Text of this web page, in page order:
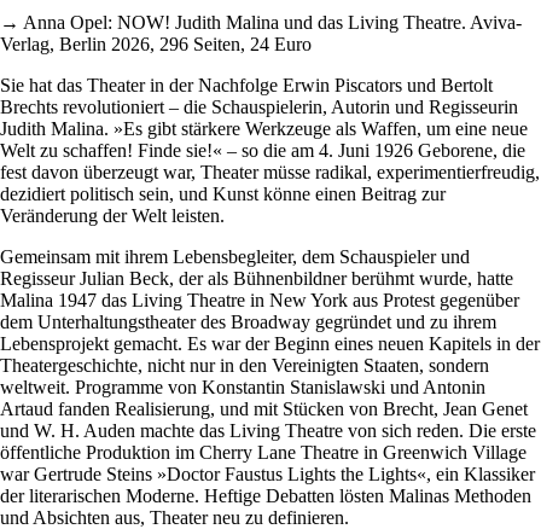
→ Anna Opel: NOW! Judith Malina und das Living Theatre. Aviva-
Verlag, Berlin 2026, 296 Seiten, 24 Euro
Sie hat das Theater in der Nachfolge Erwin Piscators und Bertolt
Brechts revolutioniert – die Schauspielerin, Autorin und Regisseurin
Judith Malina. »Es gibt stärkere Werkzeuge als Waffen, um eine neue
Welt zu schaffen! Finde sie!« – so die am 4. Juni 1926 Geborene, die
fest davon überzeugt war, Theater müsse radikal, experimentierfreudig,
dezidiert politisch sein, und Kunst könne einen Beitrag zur
Veränderung der Welt leisten.
Gemeinsam mit ihrem Lebensbegleiter, dem Schauspieler und
Regisseur Julian Beck, der als Bühnenbildner berühmt wurde, hatte
Malina 1947 das Living Theatre in New York aus Protest gegenüber
dem Unterhaltungstheater des Broadway gegründet und zu ihrem
Lebensprojekt gemacht. Es war der Beginn eines neuen Kapitels in der
Theatergeschichte, nicht nur in den Vereinigten Staaten, sondern
weltweit. Programme von Konstantin Stanislawski und Antonin
Artaud fanden Realisierung, und mit Stücken von Brecht, Jean Genet
und W. H. Auden machte das Living Theatre von sich reden. Die erste
öffentliche Produktion im Cherry Lane Theatre in Greenwich Village
war ­Gertrude Steins »Doctor Faustus Lights the Lights«, ein Klassiker
der literarischen Moderne. Heftige Debatten lösten Malinas Methoden
und Absichten aus, Theater neu zu definieren.